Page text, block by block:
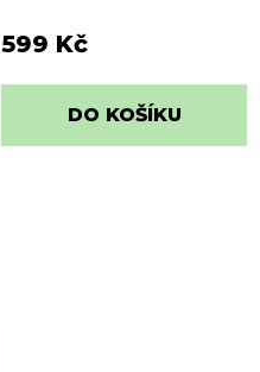
599 Kč
DO KOŠÍKU